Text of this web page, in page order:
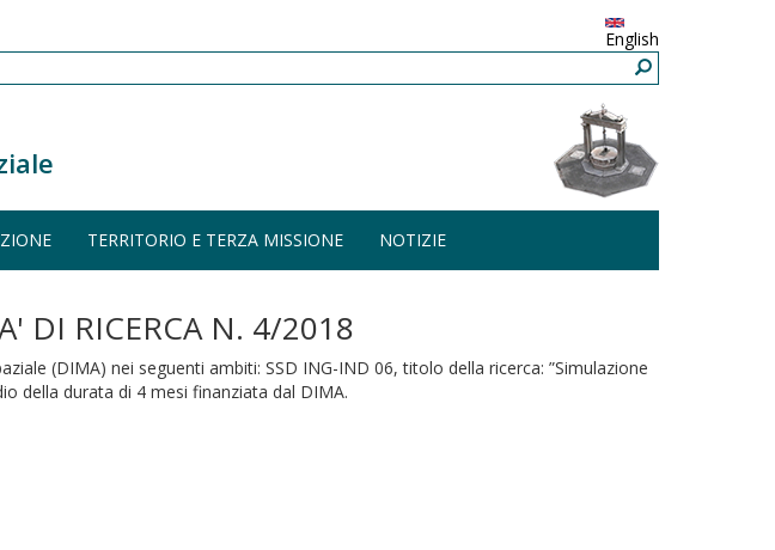
English
TERRITORIO E TERZA MISSIONE NOTIZIE
DI RICERCA N. 4/2018
(DIMA) nei seguenti ambiti: SSD ING-IND 06, titolo della ricerca: ”Simulazione
della durata di 4 mesi finanziata dal DIMA.